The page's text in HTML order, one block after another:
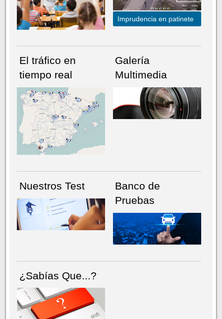
NÚMERO ACTUALHEMEROTECA
Imprudencia en patinete
El tráfico en
tiempo real
Galería
Multimedia
Nuestros Test
Banco de
Pruebas
¿Sabías Que...?